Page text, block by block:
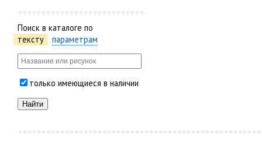
Поиск в каталоге по
тексту
параметрам
только имеющиеся в наличии